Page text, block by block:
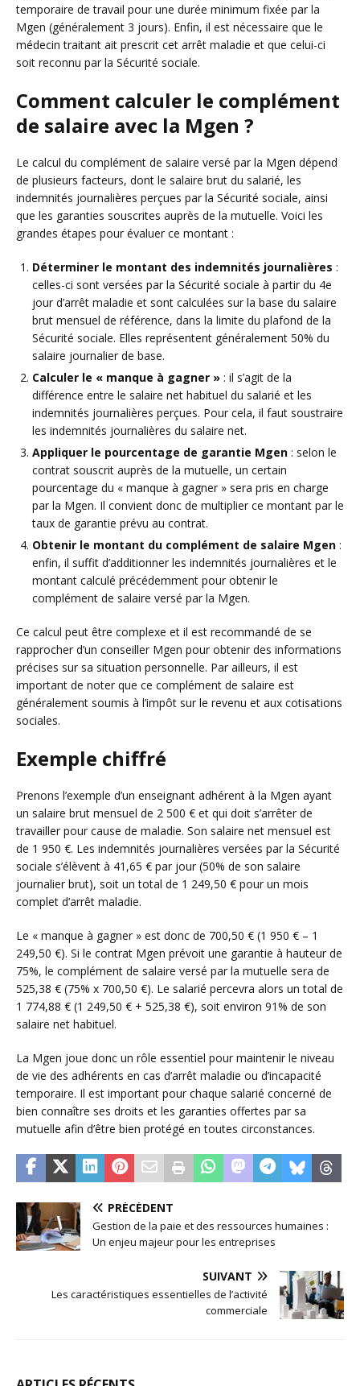
temporaire de travail pour une durée minimum fixée par la
Mgen (généralement 3 jours). Enfin, il est nécessaire que le
médecin traitant ait prescrit cet arrêt maladie et que celui-ci
soit reconnu par la Sécurité sociale.
Comment calculer le complément
de salaire avec la Mgen ?
Le calcul du complément de salaire versé par la Mgen dépend
de plusieurs facteurs, dont le salaire brut du salarié, les
indemnités journalières perçues par la Sécurité sociale, ainsi
que les garanties souscrites auprès de la mutuelle. Voici les
grandes étapes pour évaluer ce montant :
Déterminer le montant des indemnités journalières :
celles-ci sont versées par la Sécurité sociale à partir du 4e
jour d’arrêt maladie et sont calculées sur la base du salaire
brut mensuel de référence, dans la limite du plafond de la
Sécurité sociale. Elles représentent généralement 50% du
salaire journalier de base.
Calculer le « manque à gagner » : il s’agit de la
différence entre le salaire net habituel du salarié et les
indemnités journalières perçues. Pour cela, il faut soustraire
les indemnités journalières du salaire net.
Appliquer le pourcentage de garantie Mgen : selon le
contrat souscrit auprès de la mutuelle, un certain
pourcentage du « manque à gagner » sera pris en charge
par la Mgen. Il convient donc de multiplier ce montant par le
taux de garantie prévu au contrat.
Obtenir le montant du complément de salaire Mgen :
enfin, il suffit d’additionner les indemnités journalières et le
montant calculé précédemment pour obtenir le
complément de salaire versé par la Mgen.
Ce calcul peut être complexe et il est recommandé de se
rapprocher d’un conseiller Mgen pour obtenir des informations
précises sur sa situation personnelle. Par ailleurs, il est
important de noter que ce complément de salaire est
généralement soumis à l’impôt sur le revenu et aux cotisations
sociales.
Exemple chiffré
Prenons l’exemple d’un enseignant adhérent à la Mgen ayant
un salaire brut mensuel de 2 500 € et qui doit s’arrêter de
travailler pour cause de maladie. Son salaire net mensuel est
de 1 950 €. Les indemnités journalières versées par la Sécurité
sociale s’élèvent à 41,65 € par jour (50% de son salaire
journalier brut), soit un total de 1 249,50 € pour un mois
complet d’arrêt maladie.
Le « manque à gagner » est donc de 700,50 € (1 950 € – 1
249,50 €). Si le contrat Mgen prévoit une garantie à hauteur de
75%, le complément de salaire versé par la mutuelle sera de
525,38 € (75% x 700,50 €). Le salarié percevra alors un total de
1 774,88 € (1 249,50 € + 525,38 €), soit environ 91% de son
salaire net habituel.
La Mgen joue donc un rôle essentiel pour maintenir le niveau
de vie des adhérents en cas d’arrêt maladie ou d’incapacité
temporaire. Il est important pour chaque salarié concerné de
bien connaître ses droits et les garanties offertes par sa
mutuelle afin d’être bien protégé en toutes circonstances.
PRÉCÉDENT
Gestion de la paie et des ressources humaines :
Un enjeu majeur pour les entreprises
SUIVANT
Les caractéristiques essentielles de l’activité
commerciale